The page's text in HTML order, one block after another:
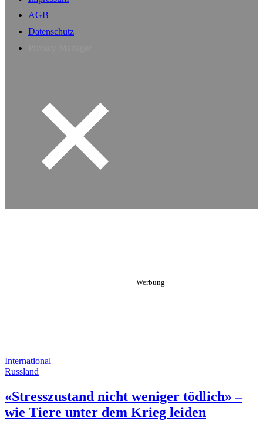
AGB
Datenschutz
International
Russland
«Stresszustand nicht weniger tödlich» –
wie Tiere unter dem Krieg leiden